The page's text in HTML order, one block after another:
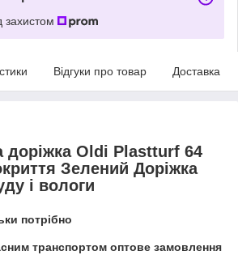
захистом
Відгуки про товар Доставка
доріжка Oldi Plastturf 64
Зелений Доріжка
і вологи
потрібно
транспортом оптове замовлення